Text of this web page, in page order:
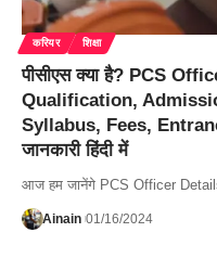
करियर शिक्षा
पीसीएस क्या है? PCS
Qualification,
Syllabus, Fees,
जानकारी हिंदी में
आज हम जानेंगे PCS Officer
Ainain 01/16/2024